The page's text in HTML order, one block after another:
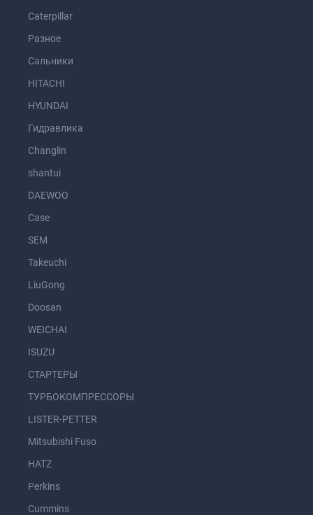
Caterpillar
Разное
Сальники
HITACHI
HYUNDAI
Гидравлика
Changlin
shantui
DAEWOO
Case
SEM
Takeuchi
LiuGong
Doosan
WEICHAI
ISUZU
СТАРТЕРЫ
ТУРБОКОМПРЕССОРЫ
LISTER-PETTER
Mitsubishi Fuso
HATZ
Perkins
Cummins